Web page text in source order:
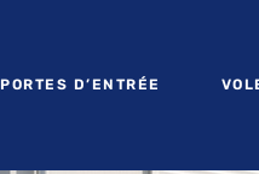
PORTES D’ENTRÉE